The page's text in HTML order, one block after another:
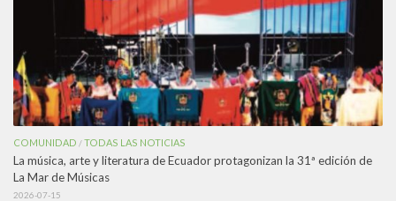
COMUNIDAD /TODAS LAS NOTICIAS
La música, arte y literatura de Ecuador protagonizan la 31ª edición de
La Mar de Músicas
2026-07-15